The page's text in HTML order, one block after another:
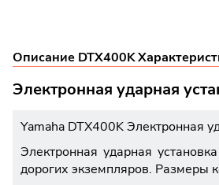
Описание DTX400K
Электронная ударная
Yamaha DTX400K Электронная
Электронная ударная
дорогих экземпляров. Размеры